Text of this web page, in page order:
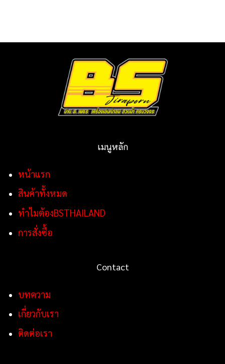
เมนูหลัก
หน้าแรก
สินค้าทั้งหมด
ทำไมต้องBSTHAILAND
การสั่งซื้อ
Contact
บทความ
เกี่ยวกับเรา
ติดต่อเรา